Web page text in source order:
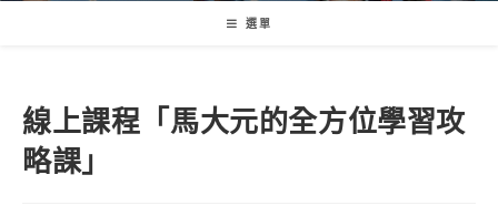
選單
線上課程「馬大元的全方位學習攻
略課」